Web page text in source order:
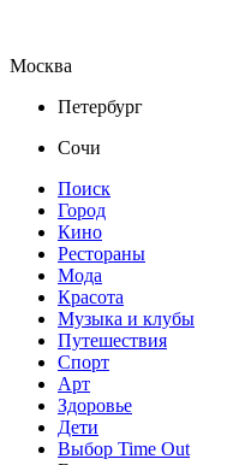
Москва
Петербург
Сочи
Поиск
Город
Кино
Рестораны
Мода
Красота
Музыка и клубы
Путешествия
Спорт
Арт
Здоровье
Дети
Выбор Time Out